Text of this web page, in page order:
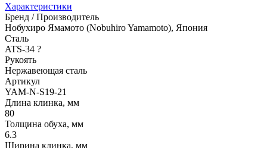
Характеристики
Бренд / Производитель
Нобухиро Ямамото (Nobuhiro Yamamoto), Япония
Сталь
ATS-34 ?
Рукоять
Нержавеющая сталь
Артикул
YAM-N-S19-21
Длина клинка, мм
80
Толщина обуха, мм
6.3
Ширина клинка, мм